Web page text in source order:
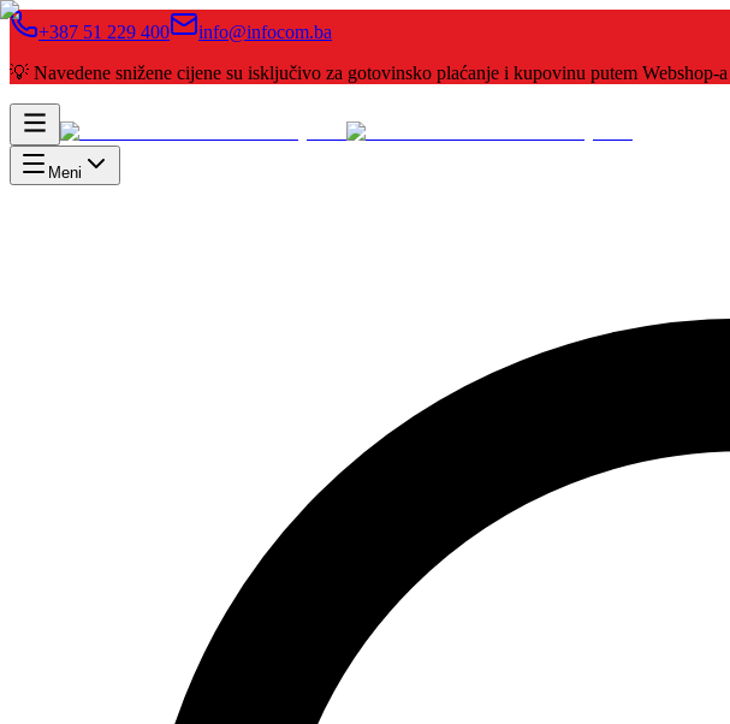
+387 51 229 400
info@infocom.ba
💡 Navedene snižene cijene su isključivo za gotovinsko plaćanje i kupovinu putem Webshop-a
Meni